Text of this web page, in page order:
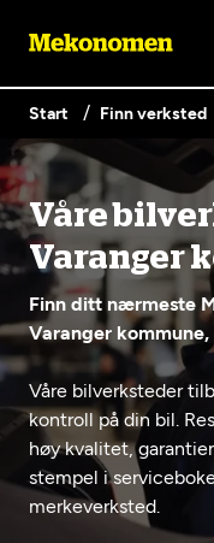
Finn verksted
Våre tjenester
Bilservice
EU-kontroll
Hvorfor Mekonomen
Bilkonto
Elbilverksted
Biltips og råd
Lag en
Er du ikke
ved å klikke på
Logg inn med
Start Finn verksted
Våre
Varanger
Finn ditt nærmeste
Varanger
Våre bilverksteder
kontroll på din bil.
høy kvalitet,
stempel i
merkeverksted.